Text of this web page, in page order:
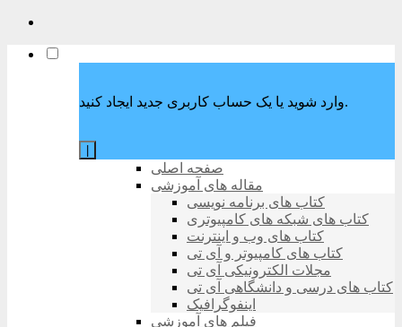
وارد شوید یا یک حساب کاربری جدید ایجاد کنید.
صفحه اصلی
مقاله های آموزشی
کتاب های برنامه نویسی
کتاب های شبکه های کامپیوتری
کتاب های وب و اینترنت
کتاب های کامپیوتر و آی تی
مجلات الکترونیکی آی تی
کتاب های درسی و دانشگاهی آی تی
اینفوگرافیک
فیلم های آموزشی